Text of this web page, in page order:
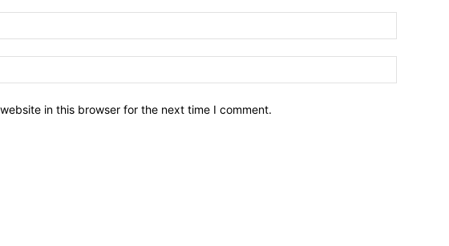
in this browser for the next time I comment.